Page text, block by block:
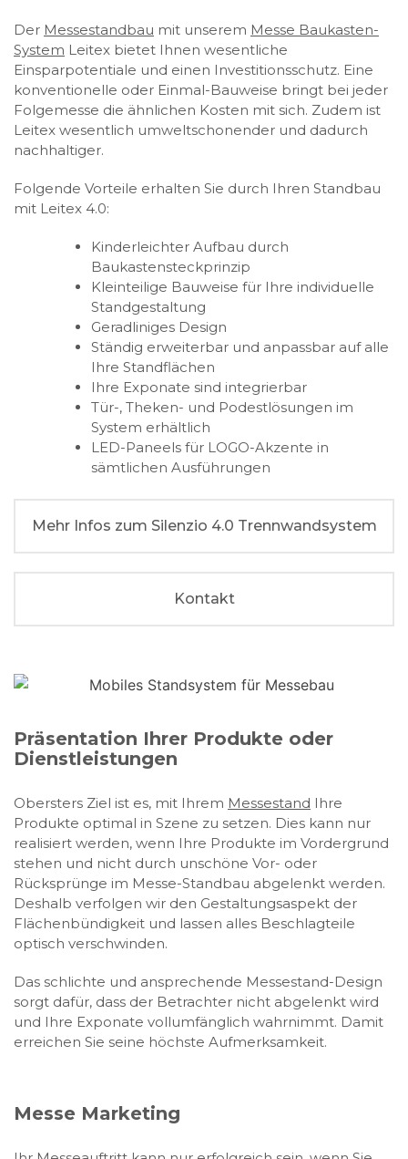
Der Messestandbau mit unserem Messe Baukasten-
System Leitex bietet Ihnen wesentliche
Einsparpotentiale und einen Investitionsschutz. Eine
konventionelle oder Einmal-Bauweise bringt bei jeder
Folgemesse die ähnlichen Kosten mit sich. Zudem ist
Leitex wesentlich umweltschonender und dadurch
nachhaltiger.
Folgende Vorteile erhalten Sie durch Ihren Standbau
mit Leitex 4.0:
Kinderleichter Aufbau durch
Baukastensteckprinzip
Kleinteilige Bauweise für Ihre individuelle
Standgestaltung
Geradliniges Design
Ständig erweiterbar und anpassbar auf alle
Ihre Standflächen
Ihre Exponate sind integrierbar
Tür-, Theken- und Podestlösungen im
System erhältlich
LED-Paneels für LOGO-Akzente in
sämtlichen Ausführungen
Mehr Infos zum Silenzio 4.0 Trennwandsystem
Kontakt
Präsentation Ihrer Produkte oder
Dienstleistungen
Obersters Ziel ist es, mit Ihrem Messestand Ihre
Produkte optimal in Szene zu setzen. Dies kann nur
realisiert werden, wenn Ihre Produkte im Vordergrund
stehen und nicht durch unschöne Vor- oder
Rücksprünge im Messe-Standbau abgelenkt werden.
Deshalb verfolgen wir den Gestaltungsaspekt der
Flächenbündigkeit und lassen alles Beschlagteile
optisch verschwinden.
Das schlichte und ansprechende Messestand-Design
sorgt dafür, dass der Betrachter nicht abgelenkt wird
und Ihre Exponate vollumfänglich wahrnimmt. Damit
erreichen Sie seine höchste Aufmerksamkeit.
Messe Marketing